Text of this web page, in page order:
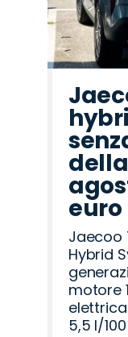
euro
Jaecoo
Hybrid
motore
5,5 l/